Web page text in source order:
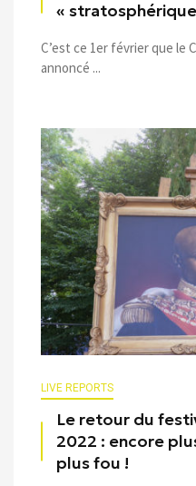
«
C’est ce 1er février que le
annoncé ...
LIVE REPORTS
Le retour du
2022 : encore
plus fou !